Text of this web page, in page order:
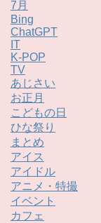
7月
Bing
ChatGPT
IT
K-POP
TV
あじさい
お正月
こどもの日
ひな祭り
まとめ
アイス
アイドル
アニメ・特撮
イベント
カフェ